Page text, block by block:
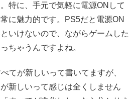
特に、手元で気軽に電源ONして
に魅力的です。PS5だと電源ON
いけないので、ながらゲームした
ちゃうんですよね。
てが新しいって書いてますが、
新しいって感じは全くしません